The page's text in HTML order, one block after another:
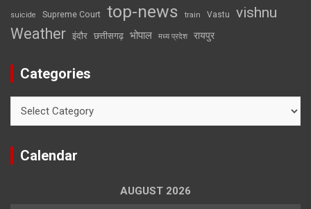
suicide Supreme Court top-news train Vastu vishnu
Weather इंदौर छत्तीसगढ़ भोपाल मध्य प्रदेश रायपुर
Categories
Calendar
AUGUST 2026